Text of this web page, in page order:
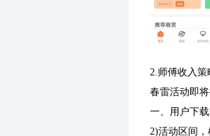
2.师傅收入策
春雷活动即将
一、用户下
2)活动区间，